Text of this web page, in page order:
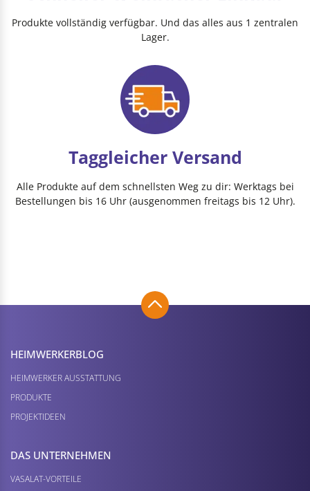
Produkte vollständig verfügbar. Und das alles aus 1 zentralen
Lager.
Taggleicher Versand
Alle Produkte auf dem schnellsten Weg zu dir: Werktags bei
Bestellungen bis 16 Uhr (ausgenommen freitags bis 12 Uhr).
HEIMWERKER­BLOG
HEIMWERKER AUSSTATTUNG
PRODUKTE
PROJEKTIDEEN
DAS UNTERNEHMEN
VASALAT-VORTEILE